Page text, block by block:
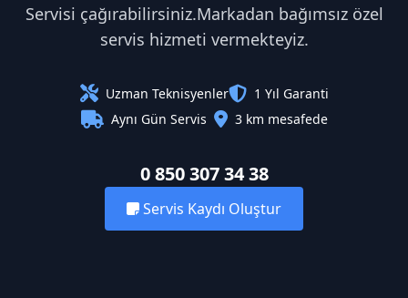
Servisi çağırabilirsiniz.Markadan bağımsız özel
servis hizmeti vermekteyiz.
Uzman Teknisyenler
1 Yıl Garanti
Aynı Gün Servis
3 km mesafede
0 850 307 34 38
Servis Kaydı Oluştur